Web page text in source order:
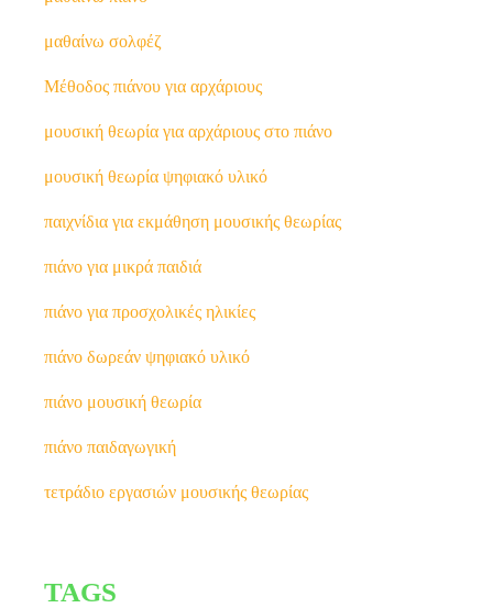
μαθαίνω σολφέζ
Μέθοδος πιάνου για αρχάριους
μουσική θεωρία για αρχάριους στο πιάνο
μουσική θεωρία ψηφιακό υλικό
παιχνίδια για εκμάθηση μουσικής θεωρίας
πιάνο για μικρά παιδιά
πιάνο για προσχολικές ηλικίες
πιάνο δωρεάν ψηφιακό υλικό
πιάνο μουσική θεωρία
πιάνο παιδαγωγική
τετράδιο εργασιών μουσικής θεωρίας
TAGS